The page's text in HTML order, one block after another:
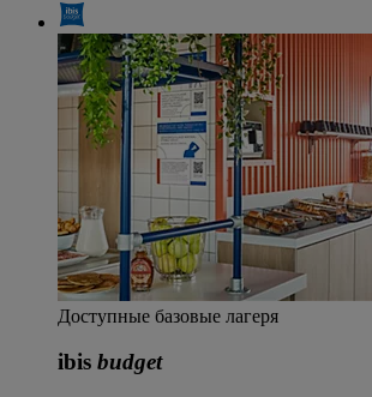
Доступные базовые лагеря
ibis budget